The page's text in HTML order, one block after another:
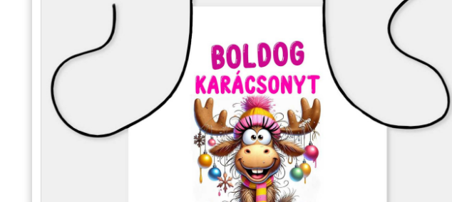
Ajándék Ötletek Férfiaknak
Ajándék Nőknek
Ajándék Gyerekeknek